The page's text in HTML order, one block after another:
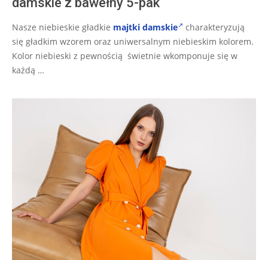
Nasze niebieskie gładkie majtki damskie
charakteryzują
się gładkim wzorem oraz uniwersalnym niebieskim kolorem.
Kolor niebieski z pewnością świetnie wkomponuje się w
każdą …